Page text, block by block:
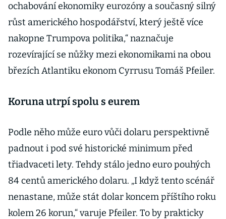
ochabování ekonomiky eurozóny a současný silný
růst amerického hospodářství, který ještě více
nakopne Trumpova politika,“ naznačuje
rozevírající se nůžky mezi ekonomikami na obou
březích Atlantiku ekonom Cyrrusu Tomáš Pfeiler.
Koruna utrpí spolu s eurem
Podle něho může euro vůči dolaru perspektivně
padnout i pod své historické minimum před
třiadvaceti lety. Tehdy stálo jedno euro pouhých
84 centů amerického dolaru. „I když tento scénář
nenastane, může stát dolar koncem příštího roku
kolem 26 korun,“ varuje Pfeiler. To by prakticky